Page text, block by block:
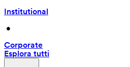
Institutional
•
Corporate
Esplora tutti